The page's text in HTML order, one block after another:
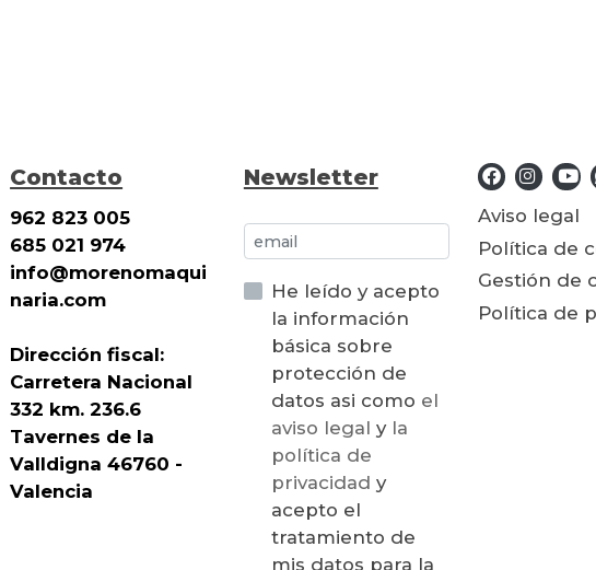
Contacto
962 823 005
685 021 974
info@morenomaqui
naria.com
Dirección fiscal:
Carretera Nacional
332 km. 236.6
Tavernes de la
Valldigna 46760 -
Valencia
Newsletter
He leído y acepto
la información
básica sobre
protección de
datos asi como el
aviso legaly la
política de
privacidady
acepto el
tratamiento de
mis datos para la
Aviso legal
Política de
Gestión de
Política de